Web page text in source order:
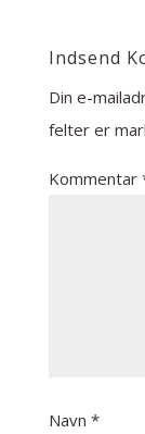
Indsend
Din e-
felter er
Kommentar
Navn *